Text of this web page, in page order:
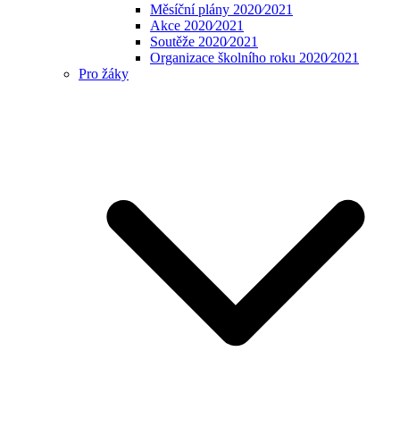
Měsíční plány 2020⁄2021
Akce 2020⁄2021
Soutěže 2020⁄2021
Organizace školního roku 2020⁄2021
Pro žáky